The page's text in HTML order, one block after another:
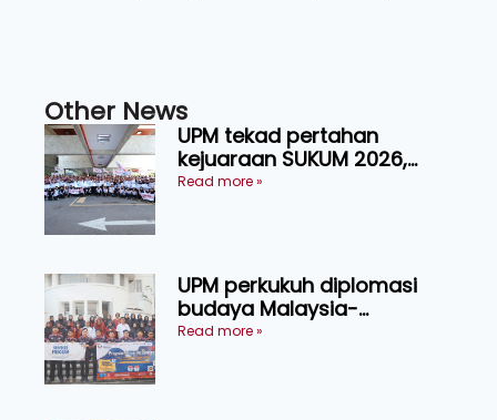
Other News
UPM tekad pertahan
kejuaraan SUKUM 2026,
sasar 16 pingat emas
Read more »
UPM perkukuh diplomasi
budaya Malaysia-
Indonesia melalui Narasi
Read more »